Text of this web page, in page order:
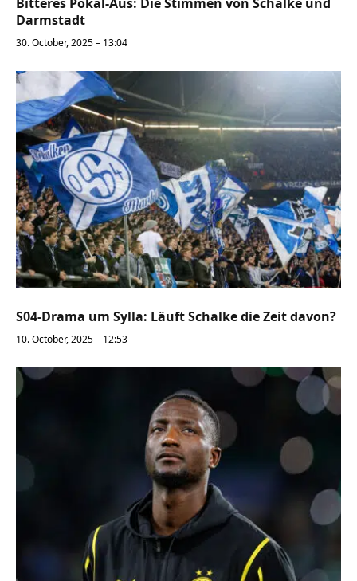
Bitteres Pokal-Aus: Die Stimmen von Schalke und
Darmstadt
30. October, 2025 – 13:04
S04-Drama um Sylla: Läuft Schalke die Zeit davon?
10. October, 2025 – 12:53